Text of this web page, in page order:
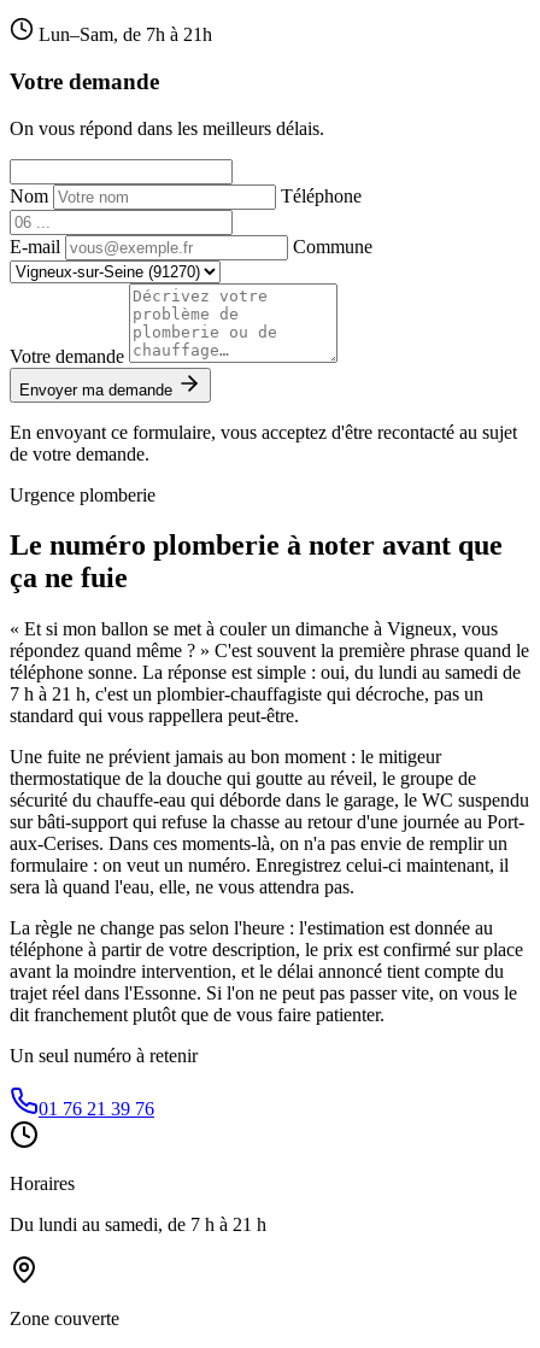
Lun–Sam, de 7h à 21h
Votre demande
On vous répond dans les meilleurs délais.
Nom Téléphone
E-mail Commune
Votre demande
Envoyer ma demande
En envoyant ce formulaire, vous acceptez d'être recontacté au sujet
de votre demande.
Urgence plomberie
Le numéro plomberie à noter avant que
ça ne fuie
« Et si mon ballon se met à couler un dimanche à Vigneux, vous
répondez quand même ? » C'est souvent la première phrase quand le
téléphone sonne. La réponse est simple : oui, du lundi au samedi de
7 h à 21 h, c'est un plombier-chauffagiste qui décroche, pas un
standard qui vous rappellera peut-être.
Une fuite ne prévient jamais au bon moment : le mitigeur
thermostatique de la douche qui goutte au réveil, le groupe de
sécurité du chauffe-eau qui déborde dans le garage, le WC suspendu
sur bâti-support qui refuse la chasse au retour d'une journée au Port-
aux-Cerises. Dans ces moments-là, on n'a pas envie de remplir un
formulaire : on veut un numéro. Enregistrez celui-ci maintenant, il
sera là quand l'eau, elle, ne vous attendra pas.
La règle ne change pas selon l'heure : l'estimation est donnée au
téléphone à partir de votre description, le prix est confirmé sur place
avant la moindre intervention, et le délai annoncé tient compte du
trajet réel dans l'Essonne. Si l'on ne peut pas passer vite, on vous le
dit franchement plutôt que de vous faire patienter.
Un seul numéro à retenir
01 76 21 39 76
Horaires
Du lundi au samedi, de 7 h à 21 h
Zone couverte